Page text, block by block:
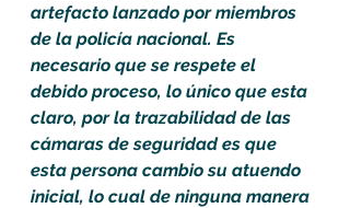
artefacto lanzado por miembros
de la policía nacional. Es
necesario que se respete el
debido proceso, lo único que esta
claro, por la trazabilidad de las
cámaras de seguridad es que
esta persona cambio su atuendo
inicial, lo cual de ninguna manera